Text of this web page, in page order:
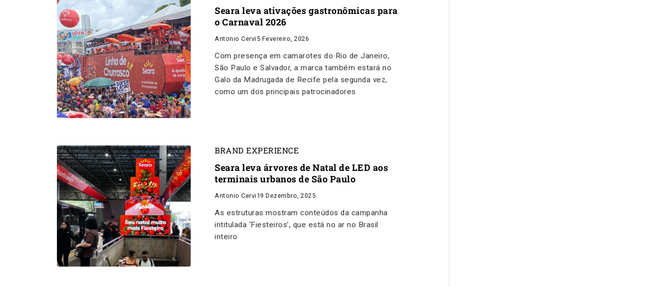
Seara leva ativações gastronômicas para
o Carnaval 2026
Antonio Cervi 5 Fevereiro, 2026
Com presença em camarotes do Rio de Janeiro,
São Paulo e Salvador, a marca também estará no
Galo da Madrugada de Recife pela segunda vez,
como um dos principais patrocinadores
BRAND EXPERIENCE
Seara leva árvores de Natal de LED aos
terminais urbanos de São Paulo
Antonio Cervi 19 Dezembro, 2025
As estruturas mostram conteúdos da campanha
intitulada ‘Fiesteiros’, que está no ar no Brasil
inteiro